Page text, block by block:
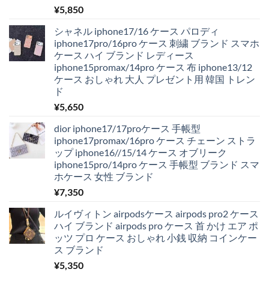
¥5,850
シャネル iphone17/16 ケース パロディ
iphone17pro/16pro ケース 刺繍 ブランド スマホ
ケース ハイ ブランド レディース
iphone15promax/14pro ケース 布 iphone13/12
ケース おしゃれ 大人 プレゼント用 韓国 トレン
ド
¥5,650
dior iphone17/17proケース 手帳型
iphone17promax/16pro ケース チェーン ストラ
ップ iphone16//15/14 ケース オブリーク
iphone15pro/14pro ケース 手帳型 ブランド スマ
ホケース 女性 ブランド
¥7,350
ルイヴィトン airpodsケース airpods pro2 ケース
ハイ ブランド airpods pro ケース 首 かけ エア ポ
ッツ プロ ケース おしゃれ 小銭 収納 コインケー
ス ブランド
¥5,350